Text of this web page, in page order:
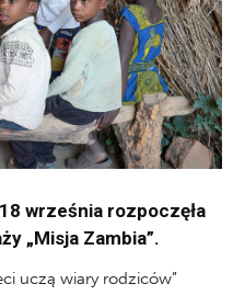
września rozpoczęła
„Misja Zambia”.
uczą wiary rodziców”